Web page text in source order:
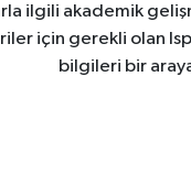
ilgili akademik
için gerekli olan
bilgileri bir